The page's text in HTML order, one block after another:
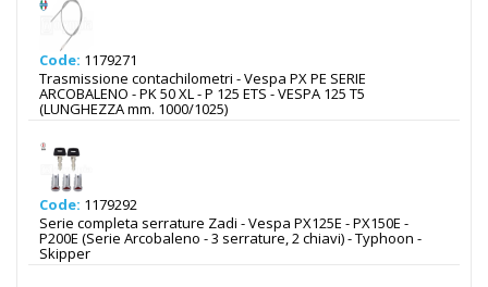
Code: 1179271
Trasmissione contachilometri - Vespa PX PE SERIE
ARCOBALENO - PK 50 XL - P 125 ETS - VESPA 125 T5
(LUNGHEZZA mm. 1000/1025)
Code: 1179292
Serie completa serrature Zadi - Vespa PX125E - PX150E -
P200E (Serie Arcobaleno - 3 serrature, 2 chiavi) - Typhoon -
Skipper